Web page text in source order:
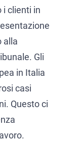
i clienti in
alla
Gli
in Italia
casi
Questo ci